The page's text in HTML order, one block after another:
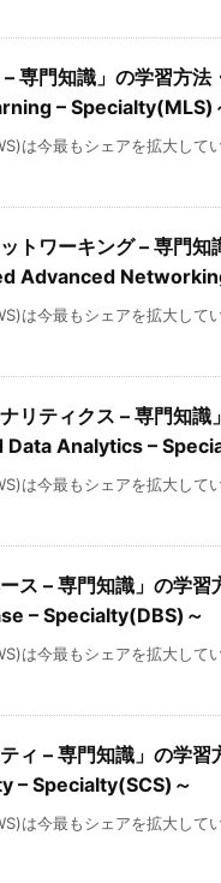
– 専門知識」の学習方
– Specialty(MLS)
は今最もシェアを拡大して
ットワーキング – 専門
Advanced
は今最もシェアを拡大して
ナリティクス – 専門知
Analytics –
は今最もシェアを拡大して
ース – 専門知識」の学
– Specialty(DBS)～
は今最もシェアを拡大して
ティ – 専門知識」の学
– Specialty(SCS)～
は今最もシェアを拡大して